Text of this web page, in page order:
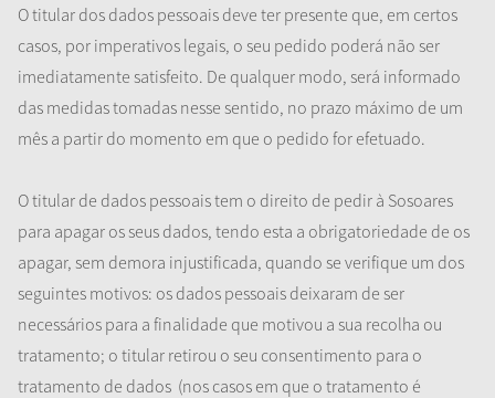
O titular dos dados pessoais deve ter presente que, em certos
casos, por imperativos legais, o seu pedido poderá não ser
imediatamente satisfeito. De qualquer modo, será informado
das medidas tomadas nesse sentido, no prazo máximo de um
mês a partir do momento em que o pedido for efetuado.
O titular de dados pessoais tem o direito de pedir à Sosoares
para apagar os seus dados, tendo esta a obrigatoriedade de os
apagar, sem demora injustificada, quando se verifique um dos
seguintes motivos: os dados pessoais deixaram de ser
necessários para a finalidade que motivou a sua recolha ou
tratamento; o titular retirou o seu consentimento para o
tratamento de dados (nos casos em que o tratamento é